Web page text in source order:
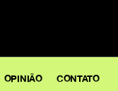
OPINIÃO CONTATO